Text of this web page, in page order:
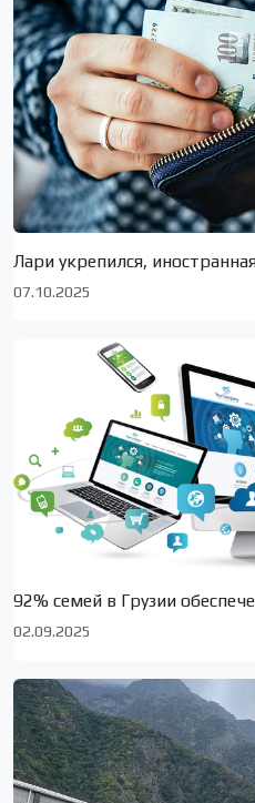
Лари укрепился,
07.10.2025
92% семей в Грузии
02.09.2025